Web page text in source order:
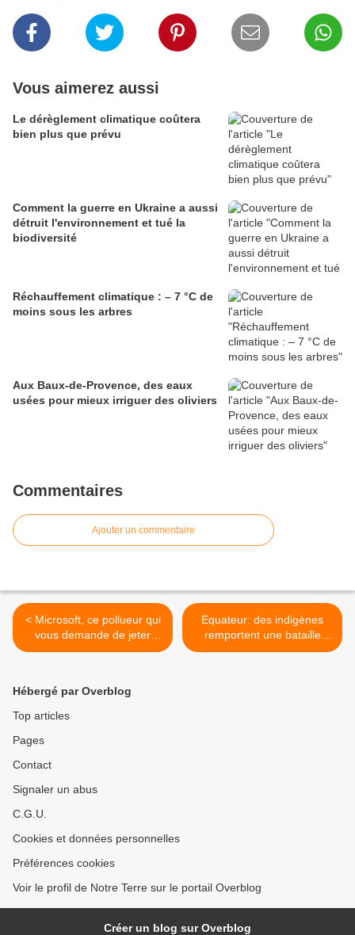
Vous aimerez aussi
Le dérèglement climatique coûtera
bien plus que prévu
Comment la guerre en Ukraine a aussi
détruit l'environnement et tué la
biodiversité
Réchauffement climatique : – 7 °C de
moins sous les arbres
Aux Baux-de-Provence, des eaux
usées pour mieux irriguer des oliviers
Commentaires
Ajouter un commentaire
< Microsoft, ce pollueur qui
vous demande de jeter
votre ancien ordinateur
Equateur: des indigènes
remportent une bataille
contre l'industrie pétrolière
Hébergé par Overblog
Top articles
Pages
Contact
Signaler un abus
C.G.U.
Cookies et données personnelles
Préférences cookies
Voir le profil de Notre Terre sur le portail Overblog
Créer un blog sur Overblog